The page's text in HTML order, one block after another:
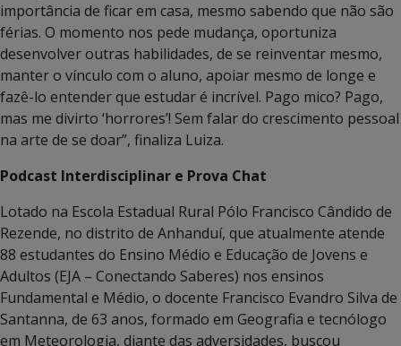
importância de ficar em casa, mesmo sabendo que não são
férias. O momento nos pede mudança, oportuniza
desenvolver outras habilidades, de se reinventar mesmo,
manter o vínculo com o aluno, apoiar mesmo de longe e
fazê-lo entender que estudar é incrível. Pago mico? Pago,
mas me divirto ‘horrores’! Sem falar do crescimento pessoal
na arte de se doar”, finaliza Luiza.
Podcast Interdisciplinar e Prova Chat
Lotado na Escola Estadual Rural Pólo Francisco Cândido de
Rezende, no distrito de Anhanduí, que atualmente atende
88 estudantes do Ensino Médio e Educação de Jovens e
Adultos (EJA – Conectando Saberes) nos ensinos
Fundamental e Médio, o docente Francisco Evandro Silva de
Santanna, de 63 anos, formado em Geografia e tecnólogo
em Meteorologia, diante das adversidades, buscou